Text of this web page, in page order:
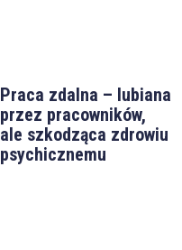
Praca zdalna – lubiana
przez pracowników,
ale szkodząca zdrowiu
psychicznemu